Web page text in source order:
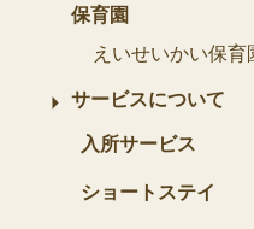
保育園
えいせいかい保育
サービスについて
入所サービス
ショートステイ